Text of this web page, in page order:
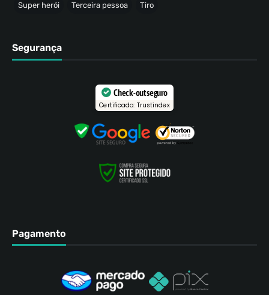
Super herói Terceira pessoa Tiro
Segurança
Check-out seguro
Certificado: Trustindex
Pagamento